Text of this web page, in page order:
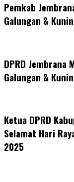
Pemkab
Galungan &
DPRD Jembrana
Galungan &
Ketua DPRD
Selamat Hari
2025